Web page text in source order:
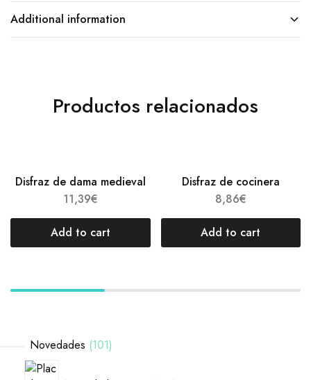
Additional information
Productos relacionados
Disfraz de dama medieval
11,39€
Add to cart
Disfraz de cocinera
8,86€
Add to cart
Novedades 101